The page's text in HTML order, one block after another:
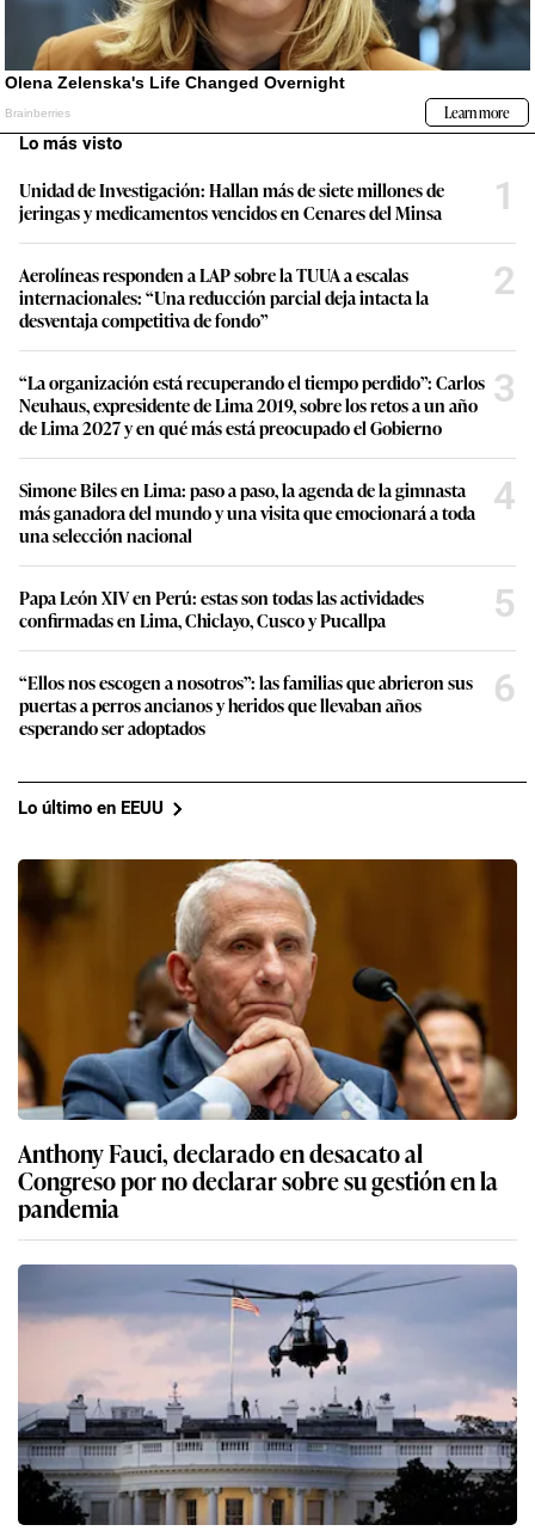
Lo más visto
Unidad de Investigación: Hallan más de siete millones de
jeringas y medicamentos vencidos en Cenares del Minsa
1
Aerolíneas responden a LAP sobre la TUUA a escalas
internacionales: “Una reducción parcial deja intacta la
desventaja competitiva de fondo”
2
“La organización está recuperando el tiempo perdido”: Carlos
Neuhaus, expresidente de Lima 2019, sobre los retos a un año
de Lima 2027 y en qué más está preocupado el Gobierno
3
Simone Biles en Lima: paso a paso, la agenda de la gimnasta
más ganadora del mundo y una visita que emocionará a toda
una selección nacional
4
Papa León XIV en Perú: estas son todas las actividades
confirmadas en Lima, Chiclayo, Cusco y Pucallpa
5
“Ellos nos escogen a nosotros”: las familias que abrieron sus
puertas a perros ancianos y heridos que llevaban años
esperando ser adoptados
6
Lo último en EEUU
Anthony Fauci, declarado en desacato al
Congreso por no declarar sobre su gestión en la
pandemia